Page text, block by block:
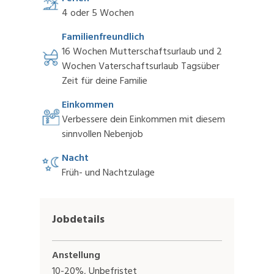
4 oder 5 Wochen
Familienfreundlich
16 Wochen Mutterschaftsurlaub und 2
Wochen Vaterschaftsurlaub Tagsüber
Zeit für deine Familie
Einkommen
Verbessere dein Einkommen mit diesem
sinnvollen Nebenjob
Nacht
Früh- und Nachtzulage
Jobdetails
Anstellung